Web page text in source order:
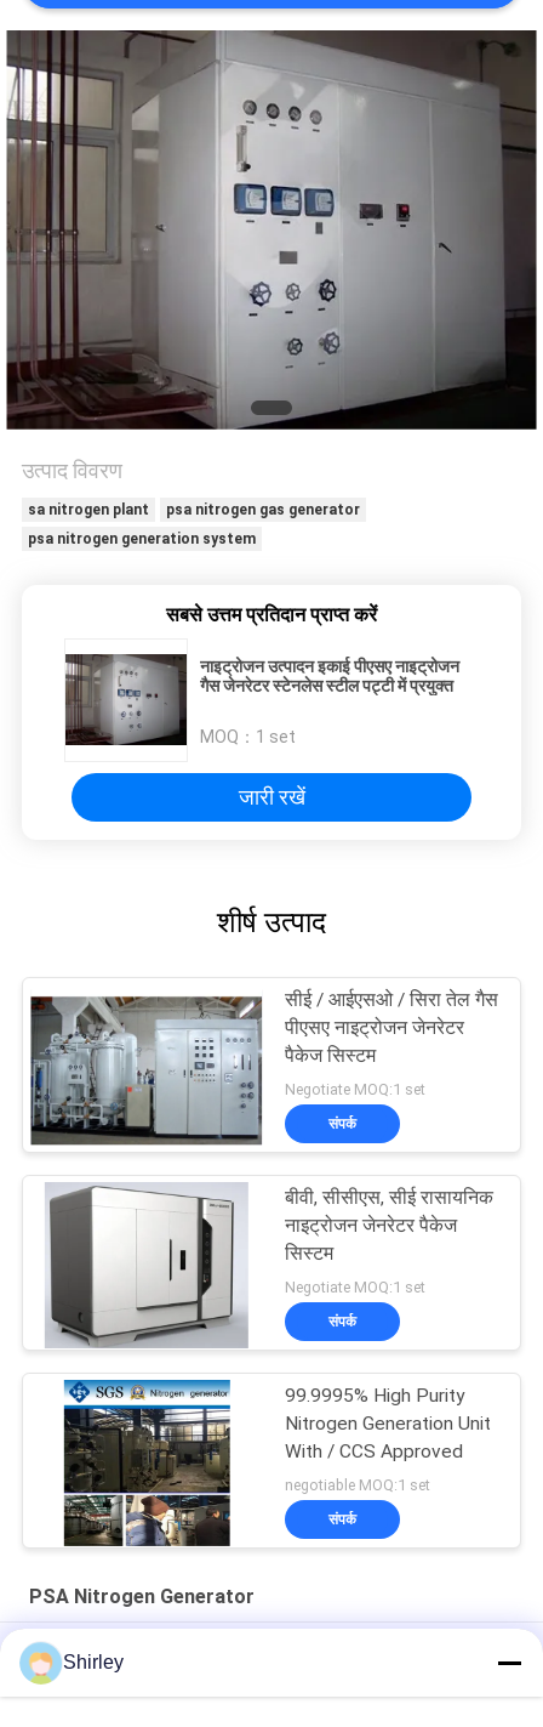
उद्धरण
मांगें
NEWS
साइटमैप
गोपनीयता
नीति
उत्पाद विवरण
sa nitrogen plant
psa nitrogen gas generator
psa nitrogen generation system
सबसे उत्तम प्रतिदान प्राप्त करें
नाइट्रोजन उत्पादन इकाई पीएसए नाइट्रोजन
गैस जेनरेटर स्टेनलेस स्टील पट्टी में प्रयुक्त
MOQ： 1 set
जारी रखें
शीर्ष उत्पाद
सीई / आईएसओ / सिरा तेल गैस
पीएसए नाइट्रोजन जेनरेटर
पैकेज सिस्टम
Negotiate MOQ:1 set
संपर्क
बीवी, सीसीएस, सीई रासायनिक
नाइट्रोजन जेनरेटर पैकेज
सिस्टम
Negotiate MOQ:1 set
संपर्क
99.9995% High Purity
Nitrogen Generation Unit
With / CCS Approved
negotiable MOQ:1 set
संपर्क
PSA Nitrogen Generator
99.99% शुद्धता और 90% लागत बचत के साथ फाइबर लेजर कटिंग के लिए साइट पर
पीएसए नाइट्रोजन जनरेटर
Shirley